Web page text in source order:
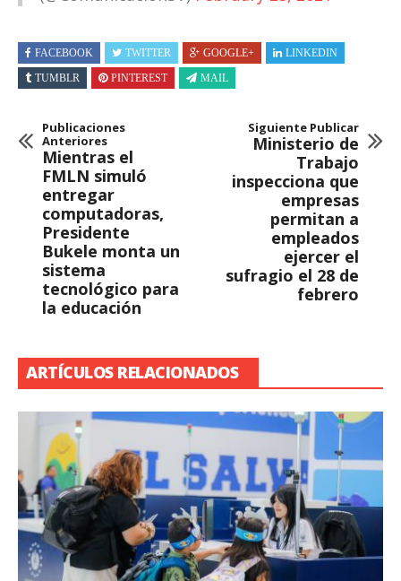
FACEBOOK TWITTER GOOGLE+
LINKEDIN
TUMBLR
PINTEREST MAIL
Publicaciones
Anteriores
Mientras el
FMLN simuló
entregar
computadoras,
Presidente
Bukele monta un
sistema
tecnológico para
la educación
Siguiente Publicar
Ministerio de
Trabajo
inspecciona que
empresas
permitan a
empleados
ejercer el
sufragio el 28 de
febrero
ARTÍCULOS RELACIONADOS